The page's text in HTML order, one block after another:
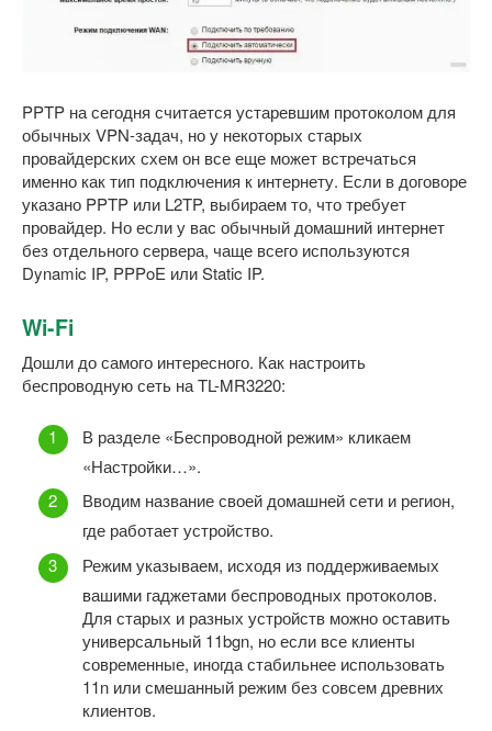
PPTP на сегодня считается устаревшим протоколом для
обычных VPN-задач, но у некоторых старых
провайдерских схем он все еще может встречаться
именно как тип подключения к интернету. Если в договоре
указано PPTP или L2TP, выбираем то, что требует
провайдер. Но если у вас обычный домашний интернет
без отдельного сервера, чаще всего используются
Dynamic IP, PPPoE или Static IP.
Wi-Fi
Дошли до самого интересного. Как настроить
беспроводную сеть на TL-MR3220:
В разделе «Беспроводной режим» кликаем
«Настройки…».
Вводим название своей домашней сети и регион,
где работает устройство.
Режим указываем, исходя из поддерживаемых
вашими гаджетами беспроводных протоколов.
Для старых и разных устройств можно оставить
универсальный 11bgn, но если все клиенты
современные, иногда стабильнее использовать
11n или смешанный режим без совсем древних
клиентов.